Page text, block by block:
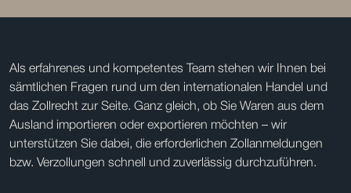
Als erfahrenes und kompetentes Team stehen wir Ihnen bei
sämtlichen Fragen rund um den internationalen Handel und
das Zollrecht zur Seite. Ganz gleich, ob Sie Waren aus dem
Ausland importieren oder exportieren möchten – wir
unterstützen Sie dabei, die erforderlichen Zollanmeldungen
bzw. Verzollungen schnell und zuverlässig durchzuführen.